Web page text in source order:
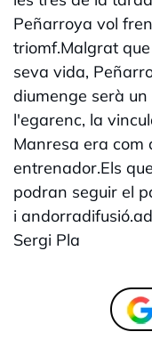
Peñarroya vol
triomf.Malgrat
seva vida,
diumenge serà
l'egarenc, la
Manresa era com
entrenador.Els
podran seguir el
i
Sergi Pla